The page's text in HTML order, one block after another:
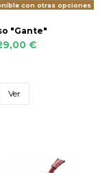
con otras opciones
"Gante"
€
Ver